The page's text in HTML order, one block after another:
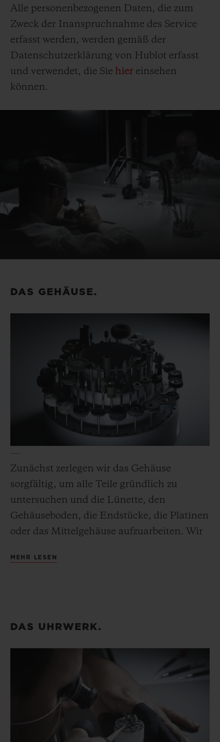
Alle personenbezogenen Daten, die zum
Zweck der Inanspruchnahme des Service
erfasst werden, werden gemäß der
Datenschutzerklärung von Hublot erfasst
und verwendet, die Sie hier einsehen
können.
DAS GEHÄUSE.
Zunächst zerlegen wir das Gehäuse
sorgfältig, um alle Teile gründlich zu
untersuchen und die Lünette, den
Gehäuseboden, die Endstücke, die Platinen
oder das Mittelgehäuse aufzuarbeiten. Wir
aus.
Anschluss alle Metallteile entsprechend
Keramikkomponenten. Dann ersetzen wir
die Dichtungen, die Schrauben, die Krone
und das Kronenröhrchen, bevor das
Gehäuse wieder zusammengesetzt und
wasserfest gemacht wird.
MEHR LESEN
DAS UHRWERK.